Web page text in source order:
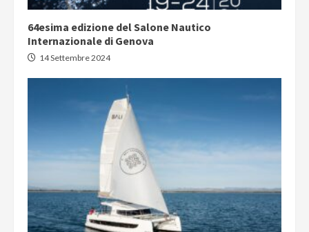
64esima edizione del Salone Nautico
Internazionale di Genova
14 Settembre 2024